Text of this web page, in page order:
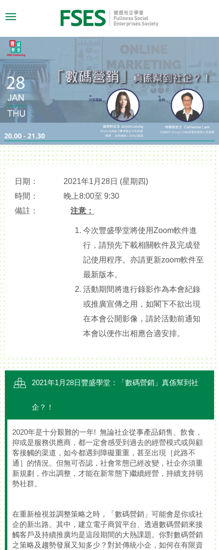
Toggle
日期：
2021年1月28日 (星期四)
時間：
晚上8:00至 9:30
備註：
注意：
今次豐盛學堂將使用Zoom軟件進
行，請預先下載相關軟件及完成登
記使用程序。亦請更新zoom軟件至
最新版本。
活動期間將進行錄影作為本會紀錄
或推廣宣傳之用，如閣下不欲出現
在本會公開影像，請於活動前通知
本會以便作出相應合適安排。
2021年1月28日豐盛學堂：「數碼營銷」真係幫到社
企？！
2020年是十分艱難的一年! 無論社企從事產品銷售、飲食，
抑或是服務供應商，都一定會感受到過去的經營模式或與顧
客接觸的渠道，如今都遇到障礙重重，甚至出現［此路不
通］的情況。但無可否認，社會常態已經改變，社企亦須重
新規劃，作出調整，才能在新常態下繼續經營，持續支持弱
勢社群。
在重新檢視並調整策略之時，「數碼營銷」可能會是你或社
企的新出路。其中，建立電子商貿平台、透過數碼營銷來接
觸客戶及持續推廣均是這段期間的大熱課題。你對數碼營銷
之策略及趨勢發展又知多少？對於傳統小企，如何在有限資